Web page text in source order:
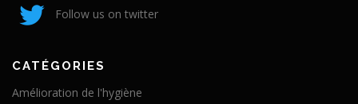
Follow us on twitter
CATÉGORIES
Amélioration de l'hygiène